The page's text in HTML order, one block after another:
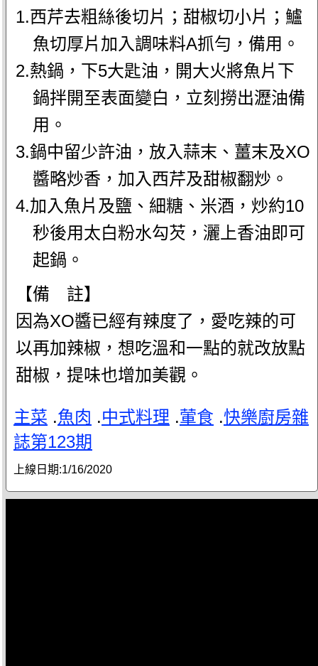
1.西芹去粗絲後切片；甜椒切小片；鱸
魚切厚片加入調味料A抓勻，備用。
2.熱鍋，下5大匙油，開大火將魚片下
鍋拌開至表面變白，立刻撈出瀝油備
用。
3.鍋中留少許油，放入蒜末、薑末及XO
醬略炒香，加入西芹及甜椒翻炒。
4.加入魚片及鹽、細糖、米酒，炒約10
秒後用太白粉水勾芡，灑上香油即可
起鍋。
【備 註】
因為XO醬已經有辣度了，愛吃辣的可
以再加辣椒，想吃溫和一點的就改放點
甜椒，提味也增加美觀。
主菜 .魚肉 .中式料理 .葷食 .快樂廚房雜
誌第123期
上線日期:1/16/2020